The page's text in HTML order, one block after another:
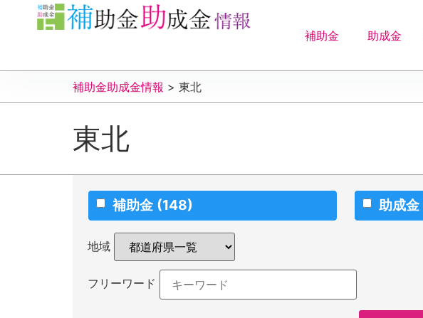
補助金 助成金
補助金助成金情報 > 東北
東北
補助金 (148) 助成金
地域
フリーワード